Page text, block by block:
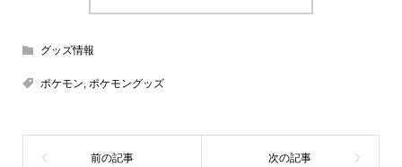
グッズ情報
ポケモン, ポケモングッズ